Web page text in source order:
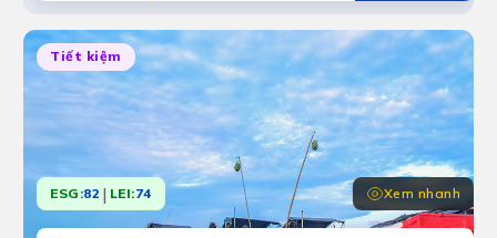
Tiết kiệm
ESG:82 | LEI:74 Xem nhanh